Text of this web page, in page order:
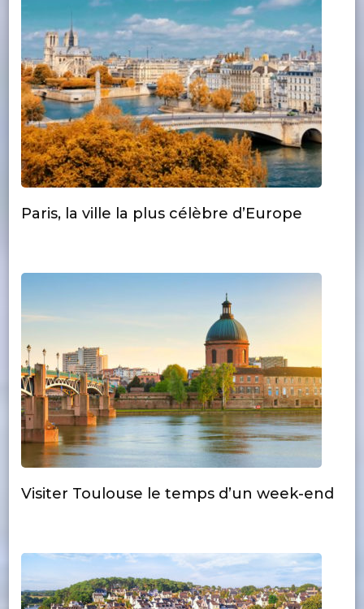
Paris, la ville la plus célèbre d’Europe
Visiter Toulouse le temps d’un week-end